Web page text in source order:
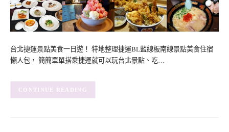
台北捷運景點美食一日遊！ 特地整理捷運BL藍線板南線景點美食住宿
懶人包， 簡簡單單搭乘捷運就可以玩台北景點、吃…
CONTINUE READING